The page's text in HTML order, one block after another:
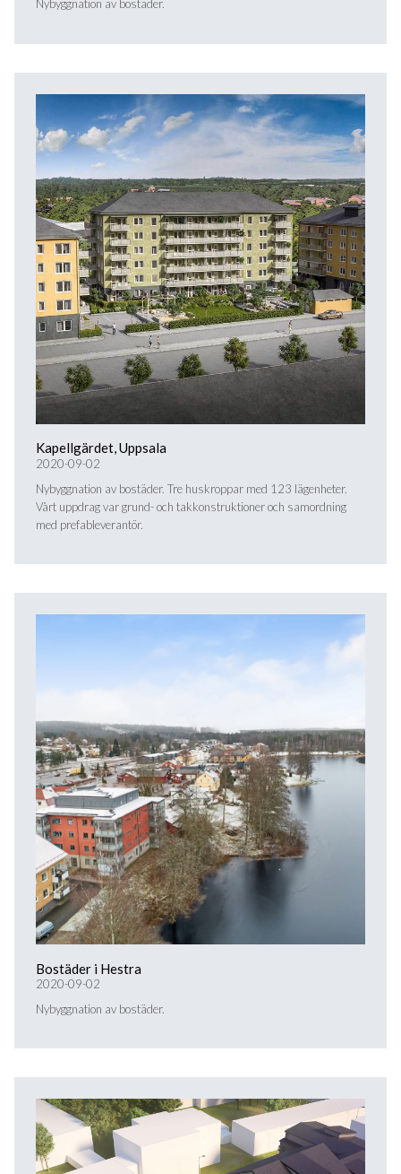
Nybyggnation av bostäder.
Kapellgärdet, Uppsala
2020-09-02
Nybyggnation av bostäder. Tre huskroppar med 123 lägenheter.
Vårt uppdrag var grund- och takkonstruktioner och samordning
med prefableverantör.
Bostäder i Hestra
2020-09-02
Nybyggnation av bostäder.